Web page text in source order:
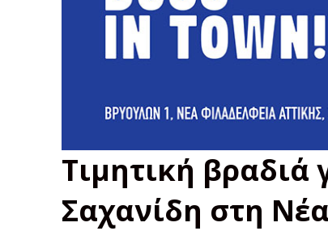
Τιμητική βραδιά
Σαχανίδη στη